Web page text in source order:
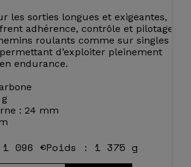
les sorties longues et exigeantes,
adhérence, contrôle et pilotage
roulants comme sur singles
d’exploiter pleinement
endurance.
g
: 24 mm
096 €Poids : 1 375 g